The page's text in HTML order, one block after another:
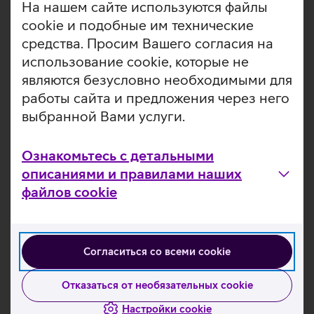
На нашем сайте используются файлы
cookie и подобные им технические
средства. Просим Вашего согласия на
использование cookie, которые не
являются безусловно необходимыми для
работы сайта и предложения через него
выбранной Вами услуги.
Ознакомьтесь с детальными
описаниями и правилами наших
файлов cookie
Согласиться со всеми cookie
Отказаться от необязательных cookie
Настройки cookie
фотографий, видео и множества программ. Ноутбук
Apple MacBook Air M2 оснащен емким аккумулятором,
обеспечивающим работу в автономном режиме до 18
часов. На ноутбуке установлена операционная система
MacOS Monterey. Ноутбук с 13,6-дюймовым экраном
гарантирует, что вся важная для Вас работа будет
выполнена. Листайте сайты, играйте в игры и
наслаждайтесь развлечениями где угодно.
Экран высокого разрешения Liquid Retina,
технология True Tone и поддержка миллионов
оттенков.
Сканер отпечатков пальцев Touch ID. Компьютер
места для кликов и жестов.
USB 4 сочетает в себе сверхвысокую пропускную
способность Thunderbolt 3 с максимальной
универсальностью стандарта USB-C.
Аккумулятор держит заряд до 18 часов.